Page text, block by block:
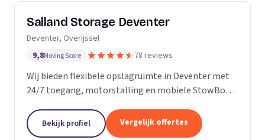
Salland Storage Deventer
Deventer, Overijssel
9,8Moving Score 78 reviews
Wij bieden flexibele opslagruimte in Deventer met
24/7 toegang, motorstalling en mobiele StowBox
Bekijk profiel Vergelijk offertes